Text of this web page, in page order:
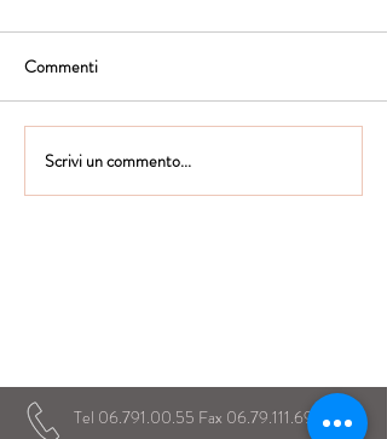
Commenti
Scrivi un commento...
Tel 06.791.00.55 Fax 06.79.111.69